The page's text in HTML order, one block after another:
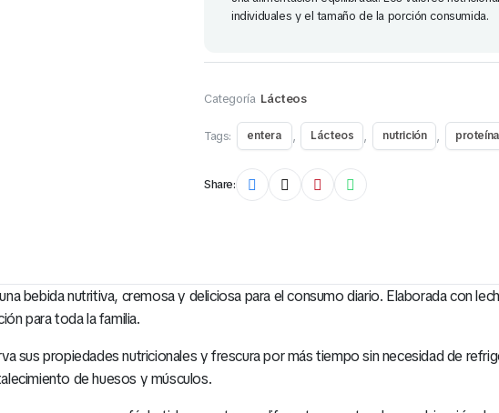
individuales y el tamaño de la porción consumida.
Categoría Lácteos
Tags: entera , Lácteos , nutrición , proteína
Share:
bebida nutritiva, cremosa y deliciosa para el consumo diario. Elaborada con
para toda la familia.
sus propiedades nutricionales y frescura por más tiempo sin necesidad de
de huesos y músculos.